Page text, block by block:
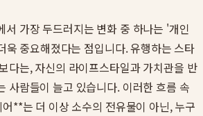
서 가장 두드러지는 변화 중 하나는 '개인
욱 중요해졌다는 점입니다. 유행하는 스타
다는, 자신의 라이프스타일과 가치관을 반
사람들이 늘고 있습니다. 이러한 흐름 속
**는 더 이상 소수의 전유물이 아닌, 누구